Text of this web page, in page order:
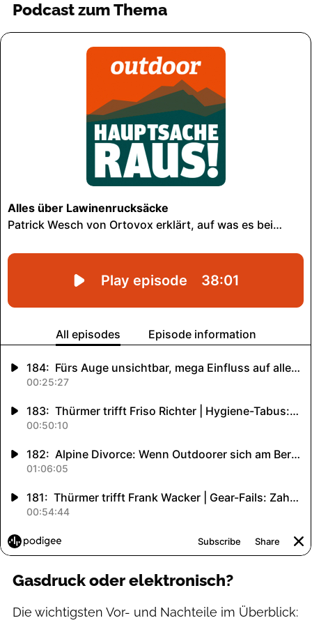
Podcast zum Thema
Gasdruck oder elektronisch?
Die wichtigsten Vor- und Nachteile im Überblick: